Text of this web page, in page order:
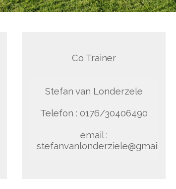
Co Trainer
Stefan van Londerzele
Telefon : 0176/30406490
email :
stefanvanlonderziele@gmail.com